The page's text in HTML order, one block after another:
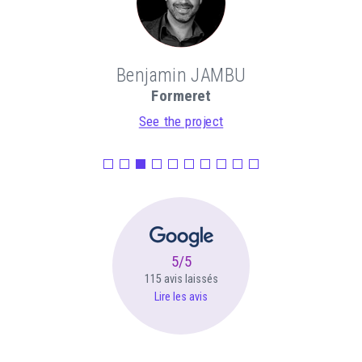
Benjamin JAMBU
Formeret
See the project
5/5
115 avis laissés
Lire les avis